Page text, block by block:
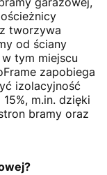
tworzywa
od ściany
tym miejscu
zapobiega
izolacyjność
m.in. dzięki
bramy oraz